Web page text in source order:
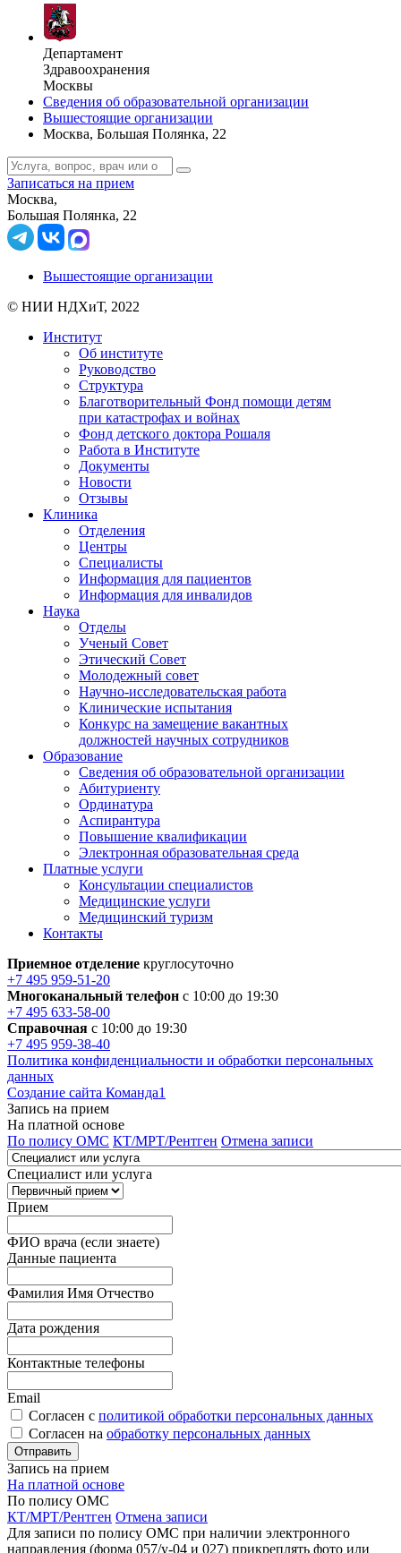
Департамент
Здравоохранения
Москвы
Сведения об образовательной организации
Вышестоящие организации
Москва, Большая Полянка, 22
Записаться на прием
Москва,
Большая Полянка, 22
Вышестоящие организации
© НИИ НДХиТ, 2022
Институт
Об институте
Руководство
Структура
Благотворительный Фонд помощи детям
при катастрофах и войнах
Фонд детского доктора Рошаля
Работа в Институте
Документы
Новости
Отзывы
Клиника
Отделения
Центры
Специалисты
Информация для пациентов
Информация для инвалидов
Наука
Отделы
Ученый Совет
Этический Совет
Молодежный совет
Научно-исследовательская работа
Клинические испытания
Конкурс на замещение вакантных
должностей научных сотрудников
Образование
Сведения об образовательной организации
Абитуриенту
Ординатура
Аспирантура
Повышение квалификации
Электронная образовательная среда
Платные услуги
Консультации специалистов
Медицинские услуги
Медицинский туризм
Контакты
Приемное отделение круглосуточно
+7 495 959-51-20
Многоканальный телефон с 10:00 до 19:30
+7 495 633-58-00
Справочная с 10:00 до 19:30
+7 495 959-38-40
Политика конфиденциальности и обработки персональных
данных
Создание сайта Команда1
Запись на прием
На платной основе
По полису ОМС КТ/МРТ/Рентген Отмена записи
Специалист или услуга
Прием
ФИО врача (если знаете)
Данные пациента
Фамилия Имя Отчество
Дата рождения
Контактные телефоны
Email
Согласен с политикой обработки персональных данных
Согласен на обработку персональных данных
Запись на прием
На платной основе
По полису ОМС
КТ/МРТ/Рентген Отмена записи
Для записи по полису ОМС при наличии электронного
направления (форма 057/у-04 и 027) прикреплять фото или